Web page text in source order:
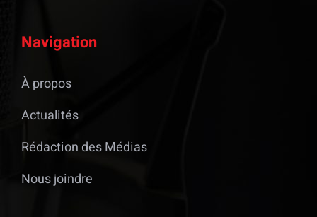
Navigation
À propos
Actualités
Rédaction des Médias
Nous joindre